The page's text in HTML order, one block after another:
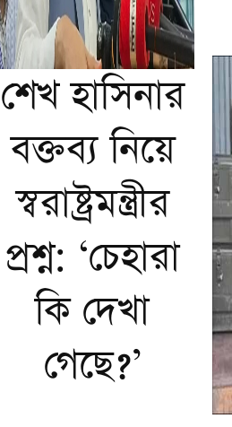
শেখ হাসিনার
বক্তব্য নিয়ে
স্বরাষ্ট্রমন্ত্রীর
প্রশ্ন: ‘চেহারা
কি দেখা
গেছে?’